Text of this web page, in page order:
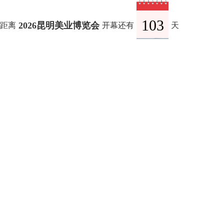
距离 2026昆明美业博览会 开幕还有 103 天